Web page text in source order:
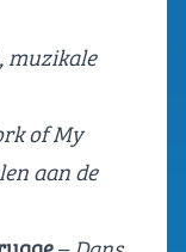
muzikale
of My
aan de